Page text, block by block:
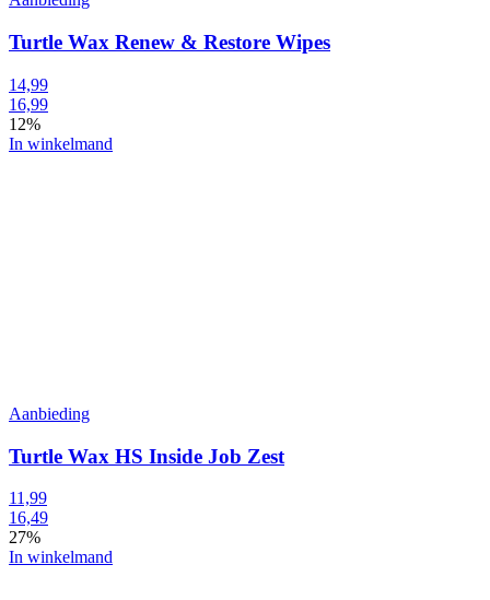
Turtle Wax Renew & Restore Wipes
14,99
16,99
12%
In winkelmand
Aanbieding
Turtle Wax HS Inside Job Zest
11,99
16,49
27%
In winkelmand